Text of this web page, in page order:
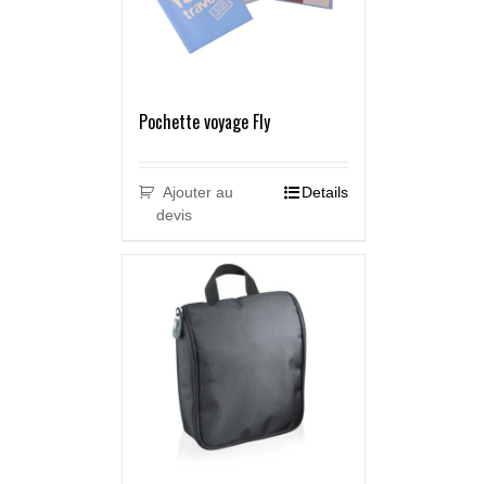
Pochette voyage Fly
Ajouter au
devis
Details